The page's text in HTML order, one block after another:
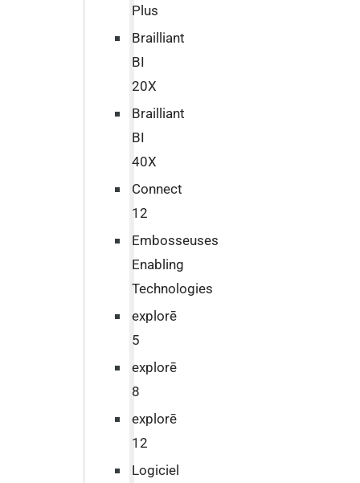
Plus
Brailliant
BI
20X
Brailliant
BI
40X
Connect
12
Embosseuses
Enabling
Technologies
explorē
5
explorē
8
explorē
12
Logiciel